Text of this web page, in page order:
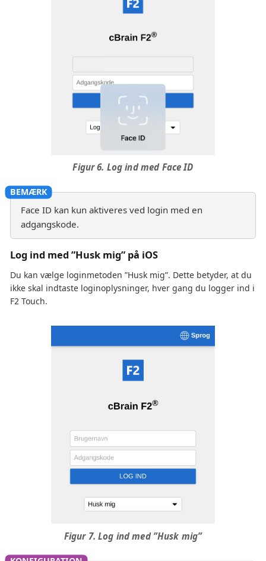
Figur 6. Log ind med Face ID
Face ID kan kun aktiveres ved login med en
adgangskode.
Log ind med ”Husk mig” på iOS
Du kan vælge loginmetoden ”Husk mig”. Dette betyder, at du
ikke skal indtaste loginoplysninger, hver gang du logger ind i
F2 Touch.
Figur 7. Log ind med ”Husk mig”